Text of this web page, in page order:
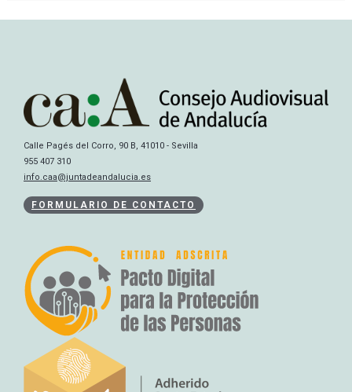
Calle Pagés del Corro, 90 B, 41010 - Sevilla
955 407 310
info.caa@juntadeandalucia.es
FORMULARIO DE CONTACTO